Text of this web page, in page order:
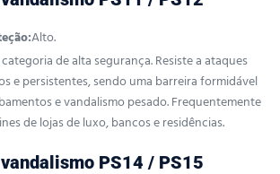
Alto.
de alta segurança. Resiste a ataques
e persistentes, sendo uma barreira formidável
e vandalismo pesado. Frequentemente
de lojas de luxo, bancos e residências.
PS14 / PS15